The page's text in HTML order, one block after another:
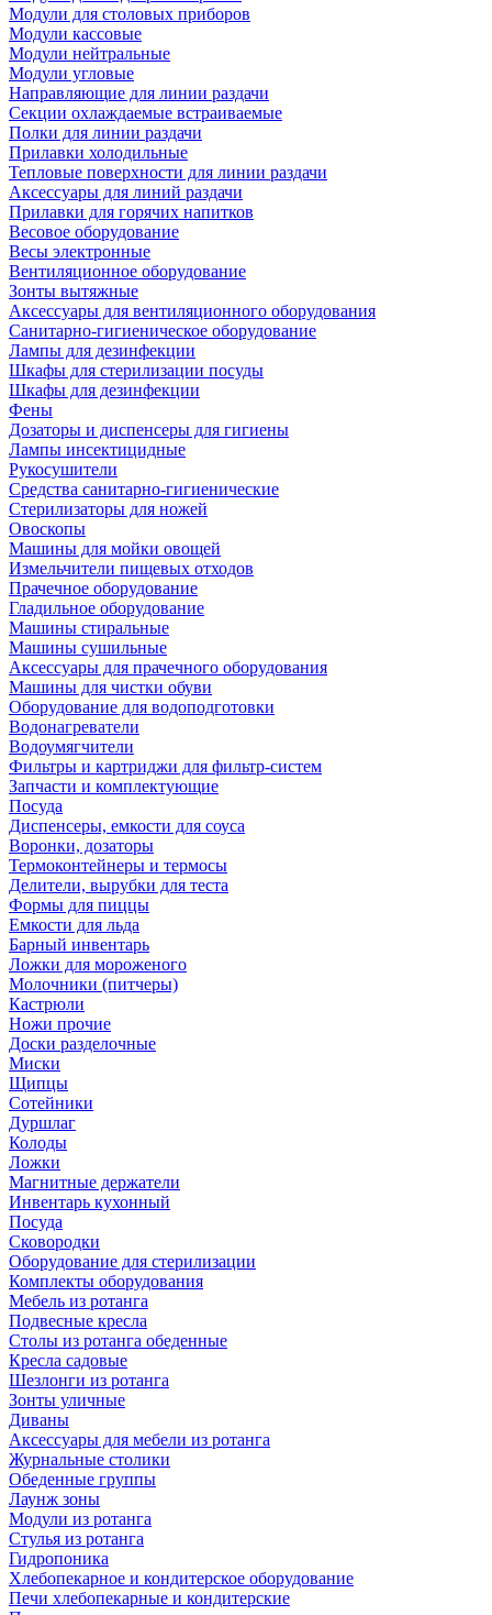
Модули для столовых приборов
Модули кассовые
Модули нейтральные
Модули угловые
Направляющие для линии раздачи
Секции охлаждаемые встраиваемые
Полки для линии раздачи
Прилавки холодильные
Тепловые поверхности для линии раздачи
Аксессуары для линий раздачи
Прилавки для горячих напитков
Весовое оборудование
Весы электронные
Вентиляционное оборудование
Зонты вытяжные
Аксессуары для вентиляционного оборудования
Санитарно-гигиеническое оборудование
Лампы для дезинфекции
Шкафы для стерилизации посуды
Шкафы для дезинфекции
Фены
Дозаторы и диспенсеры для гигиены
Лампы инсектицидные
Рукосушители
Средства санитарно-гигиенические
Стерилизаторы для ножей
Овоскопы
Машины для мойки овощей
Измельчители пищевых отходов
Прачечное оборудование
Гладильное оборудование
Машины стиральные
Машины сушильные
Аксессуары для прачечного оборудования
Машины для чистки обуви
Оборудование для водоподготовки
Водонагреватели
Водоумягчители
Фильтры и картриджи для фильтр-систем
Запчасти и комплектующие
Посуда
Диспенсеры, емкости для соуса
Воронки, дозаторы
Термоконтейнеры и термосы
Делители, вырубки для теста
Формы для пиццы
Емкости для льда
Барный инвентарь
Ложки для мороженого
Молочники (питчеры)
Кастрюли
Ножи прочие
Доски разделочные
Миски
Щипцы
Сотейники
Дуршлаг
Колоды
Ложки
Магнитные держатели
Инвентарь кухонный
Посуда
Сковородки
Оборудование для стерилизации
Комплекты оборудования
Мебель из ротанга
Подвесные кресла
Столы из ротанга обеденные
Кресла садовые
Шезлонги из ротанга
Зонты уличные
Диваны
Аксессуары для мебели из ротанга
Журнальные столики
Обеденные группы
Лаунж зоны
Модули из ротанга
Стулья из ротанга
Гидропоника
Хлебопекарное и кондитерское оборудование
Печи хлебопекарные и кондитерские